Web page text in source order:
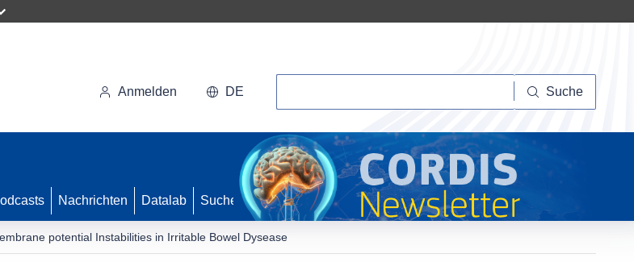
Anmelden DE Suche
Nachrichten Datalab Suche
potential Instabilities in Irritable Bowel Dysease